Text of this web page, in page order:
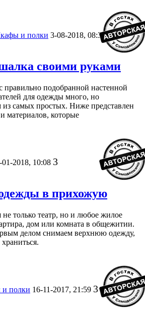
и полки 3-08-2018, 08:30 2
своими руками
правильно подобранной настенной
для одежды много, но
из самых простых. Ниже представлен
материалов, которые
01-2018, 10:08 3
в прихожую
только театр, но и любое жилое
дом или комната в общежитии.
делом снимаем верхнюю одежду,
полки 16-11-2017, 21:59 3